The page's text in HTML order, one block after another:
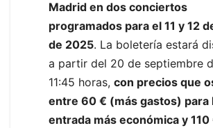
Madrid en dos conciertos
programados para el 11 y 12
de 2025. La boletería estará
a partir del 20 de septiembre
11:45 horas, con precios que
entre 60 € (más gastos) para
entrada más económica y